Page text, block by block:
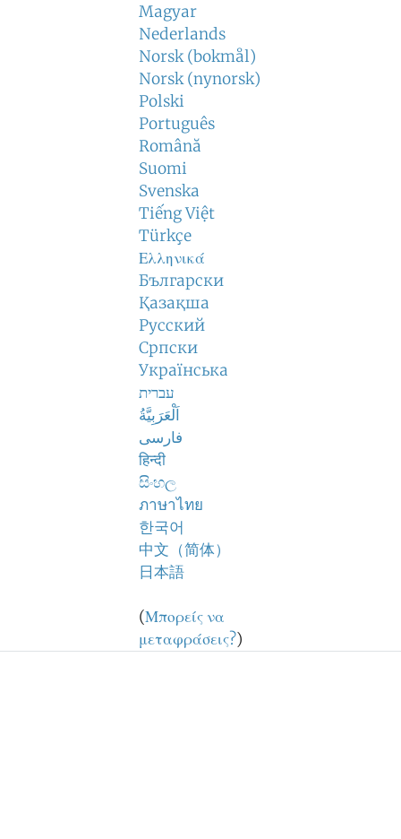
Magyar
Nederlands
Norsk (bokmål)
Norsk (nynorsk)
Polski
Português
Română
Suomi
Svenska
Tiếng Việt
Türkçe
Ελληνικά
Български
Қазақша
Русский
Српски
Українська
עברית
اَلْعَرَبِيَّةُ
فارسی
हिन्दी
සිංහල
ภาษาไทย
한국어
中文（简体）
日本語
(Μπορείς να
μεταφράσεις?)